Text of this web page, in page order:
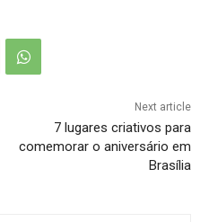
Next article
7 lugares criativos para
comemorar o aniversário em
Brasília